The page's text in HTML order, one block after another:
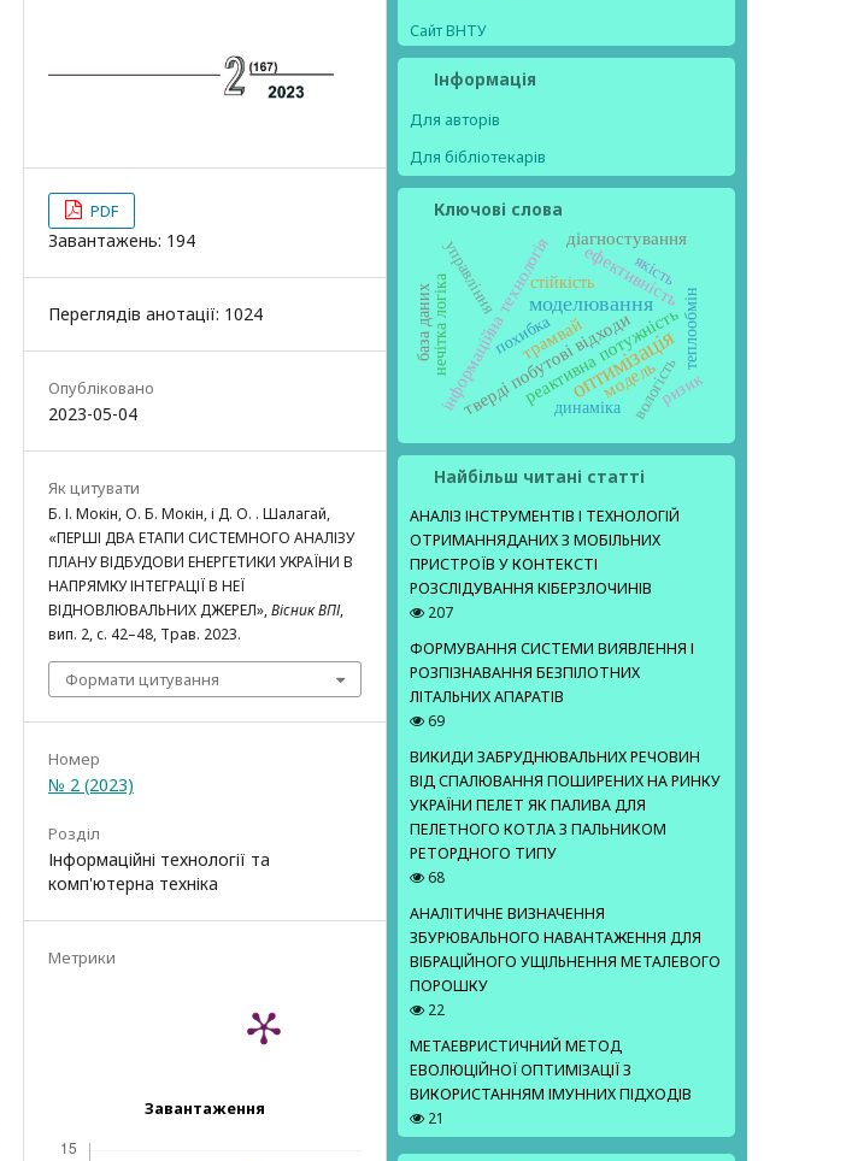
PDF
Завантажень: 194
Переглядів анотації: 1024
Опубліковано
2023-05-04
Як цитувати
Б. І. Мокін, О. Б. Мокін, і Д. О. . Шалагай,
«ПЕРШІ ДВА ЕТАПИ СИСТЕМНОГО АНАЛІЗУ
ПЛАНУ ВІДБУДОВИ ЕНЕРГЕТИКИ УКРАЇНИ В
НАПРЯМКУ ІНТЕГРАЦІЇ В НЕЇ
ВІДНОВЛЮВАЛЬНИХ ДЖЕРЕЛ»,Вісник ВПІ,
вип. 2, с. 42–48, Трав. 2023.
Формати цитування
Номер
№ 2 (2023)
Розділ
Інформаційні технології та
комп'ютерна техніка
Метрики
Завантаження
Сайт ВНТУ
Інформація
Для авторів
Для бібліотекарів
Ключові слова
оптимізація
моделювання
інформаційна технологіяреактивна потужність
ефективність
модель
тверді побутові відходи
діагностування
трамвай
вологістьризик
управління
теплообмін
стійкість якість
нечітка логіка
база даних
динаміка
похибка
Найбільш читані статті
АНАЛІЗ ІНСТРУМЕНТІВ І ТЕХНОЛОГІЙ
ОТРИМАННЯДАНИХ З МОБІЛЬНИХ
ПРИСТРОЇВ У КОНТЕКСТІ
РОЗСЛІДУВАННЯ КІБЕРЗЛОЧИНІВ
207
ФОРМУВАННЯ СИСТЕМИ ВИЯВЛЕННЯ І
РОЗПІЗНАВАННЯ БЕЗПІЛОТНИХ
ЛІТАЛЬНИХ АПАРАТІВ
69
ВИКИДИ ЗАБРУДНЮВАЛЬНИХ РЕЧОВИН
ВІД СПАЛЮВАННЯ ПОШИРЕНИХ НА РИНКУ
УКРАЇНИ ПЕЛЕТ ЯК ПАЛИВА ДЛЯ
ПЕЛЕТНОГО КОТЛА З ПАЛЬНИКОМ
РЕТОРДНОГО ТИПУ
68
АНАЛІТИЧНЕ ВИЗНАЧЕННЯ
ЗБУРЮВАЛЬНОГО НАВАНТАЖЕННЯ ДЛЯ
ВІБРАЦІЙНОГО УЩІЛЬНЕННЯ МЕТАЛЕВОГО
ПОРОШКУ
22
МЕТАЕВРИСТИЧНИЙ МЕТОД
ЕВОЛЮЦІЙНОЇ ОПТИМІЗАЦІЇ З
ВИКОРИСТАННЯМ ІМУННИХ ПІДХОДІВ
21